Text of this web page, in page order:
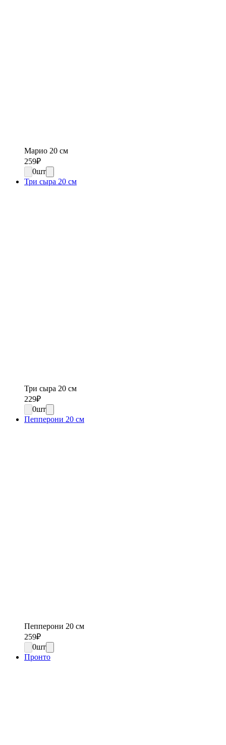
Марио 20 см
259₽
0шт
Три сыра 20 см
Три сыра 20 см
229₽
0шт
Пепперони 20 см
Пепперони 20 см
259₽
0шт
Пронто